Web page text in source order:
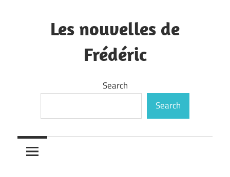
Les nouvelles de
Frédéric
Search
Search